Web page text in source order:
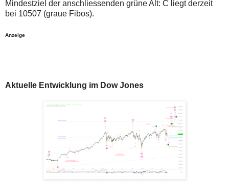
Mindestziel der anschliessenden grüne Alt: C liegt derzeit
bei 10507 (graue Fibos).
Anzeige
Aktuelle Entwicklung im Dow Jones